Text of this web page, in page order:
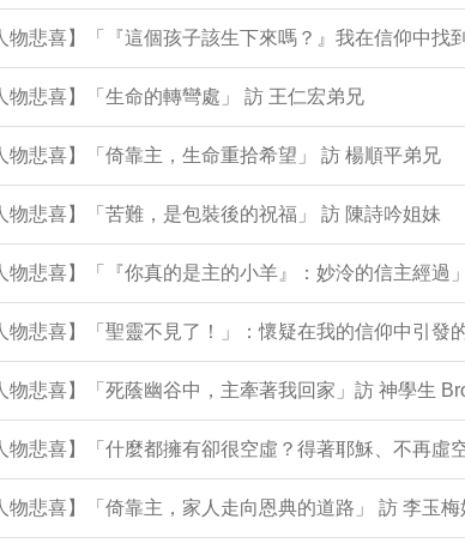
物悲喜】「『這個孩子該生下來嗎？』我在信仰中找
物悲喜】「生命的轉彎處」 訪 王仁宏弟兄
物悲喜】「倚靠主，生命重拾希望」 訪 楊順平弟兄
物悲喜】「苦難，是包裝後的祝福」 訪 陳詩吟姐妹
物悲喜】「『你真的是主的小羊』：妙泠的信主經過
物悲喜】「聖靈不見了！」：懷疑在我的信仰中引發
物悲喜】「死蔭幽谷中，主牽著我回家」訪 神學生
物悲喜】「什麼都擁有卻很空虛？得著耶穌、不再虛
物悲喜】「倚靠主，家人走向恩典的道路」 訪 李玉梅